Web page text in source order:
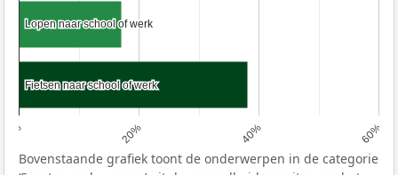
0% 20% 40% 60%
Lopen naar school of werk
Lopen naar school of werk
Fietsen naar school of werk
Fietsen naar school of werk
Bovenstaande grafiek toont de onderwerpen in de categorie